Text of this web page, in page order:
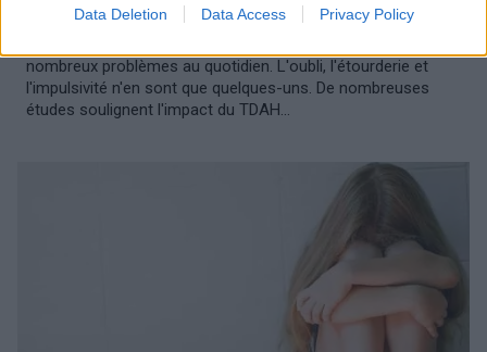
Data Deletion Data Access Privacy Policy
recherches ?
nombreux problèmes au quotidien. L'oubli, l'étourderie et
l'impulsivité n'en sont que quelques-uns. De nombreuses
études soulignent l'impact du TDAH...